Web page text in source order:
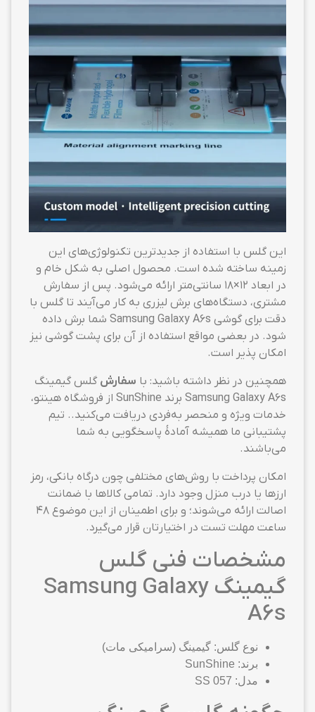
این گلس با استفاده از جدیدترین تکنولوژی‌های این
زمینه ساخته شده است. محصول اصلی به شکل خام و
در ابعاد ۱۲×۱۸ سانتی‌متر ارائه می‌شود. پس از سفارش
مشتری، دستگاه‌های برش لیزری به کار می‌آیند تا گلس با
دقت برای گوشی Samsung Galaxy A6s شما برش داده
شود. در بعضی مواقع استفاده از آن برای پشت گوشی نیز
امکان پذیر است.
همچنین در نظر داشته باشید: با سفارش گلس گیمینگ
Samsung Galaxy A6s برند SunShine از فروشگاه هینتو،
خدمات ویژه و منحصر به‌فردی دریافت می‌کنید.. تیم
پشتیبانی ما همیشه آمادهٔ پاسخگویی به شما
می‌باشند.
امکان پرداخت با روش‌های مختلفی چون درگاه بانکی، رمز
ارزها یا درب منزل وجود دارد. تمامی کالاها با ضمانت
اصالت ارائه می‌شوند؛ و برای اطمینان از این موضوع ۴۸
ساعت مهلت تست در اختیارتان قرار می‌گیرد.
مشخصات فنی گلس
گیمینگ Samsung Galaxy
A6s
نوع گلس: گیمینگ (سرامیکی مات)
برند: SunShine
مدل: SS 057